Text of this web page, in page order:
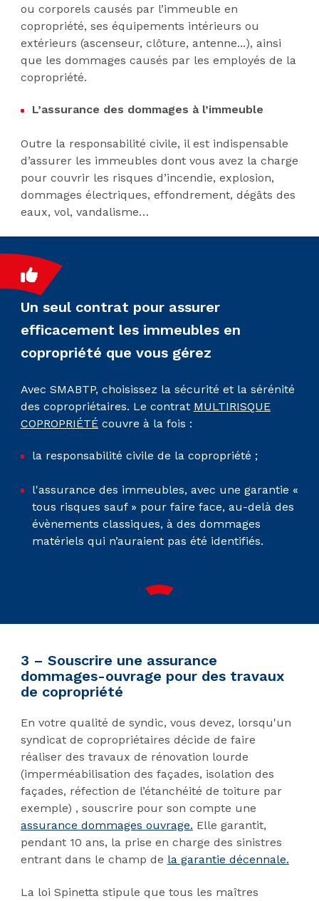
ou corporels causés par l’immeuble en
copropriété, ses équipements intérieurs ou
extérieurs (ascenseur, clôture, antenne...), ainsi
que les dommages causés par les employés de la
copropriété.
L’assurance des dommages à l’immeuble
Outre la responsabilité civile, il est indispensable
d’assurer les immeubles dont vous avez la charge
pour couvrir les risques d’incendie, explosion,
dommages électriques, effondrement, dégâts des
eaux, vol, vandalisme…
Un seul contrat pour assurer
efficacement les immeubles en
copropriété que vous gérez
Avec SMABTP, choisissez la sécurité et la sérénité
des copropriétaires. Le contrat MULTIRISQUE
COPROPRIÉTÉcouvre à la fois :
la responsabilité civile de la copropriété ;
l'assurance des immeubles, avec une garantie «
tous risques sauf » pour faire face, au-delà des
évènements classiques, à des dommages
matériels qui n’auraient pas été identifiés.
3 – Souscrire une assurance
dommages-ouvrage pour des travaux
de copropriété
En votre qualité de syndic, vous devez, lorsqu'un
syndicat de copropriétaires décide de faire
réaliser des travaux de rénovation lourde
(imperméabilisation des façades, isolation des
façades, réfection de l’étanchéité de toiture par
exemple) , souscrire pour son compte une
assurance dommages ouvrage. Elle garantit,
pendant 10 ans, la prise en charge des sinistres
entrant dans le champ de la garantie décennale.
La loi Spinetta stipule que tous les maîtres